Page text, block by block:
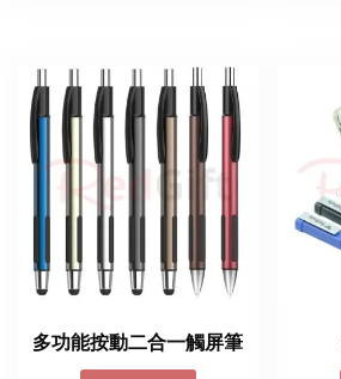
多功能按動二合一觸屏筆